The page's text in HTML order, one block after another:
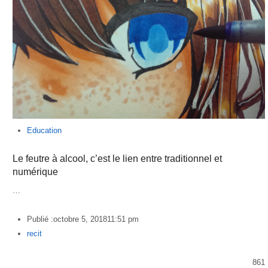
Education
Le feutre à alcool, c’est le lien entre traditionnel et
numérique
…
Publié :octobre 5, 201811:51 pm
Author
recit
861